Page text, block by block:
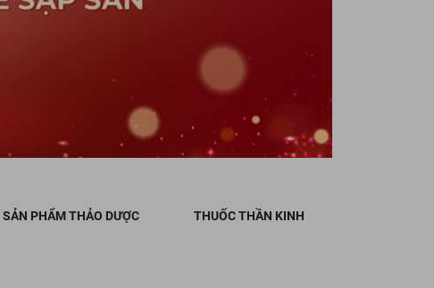
SẢN PHẨM THẢO DƯỢC THUỐC THẦN KINH